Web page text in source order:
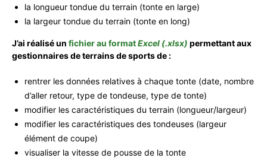
la longueur tondue du terrain (tonte en large)
la largeur tondue du terrain (tonte en long)
J’ai réalisé un fichier au formatExcel (.xlsx) permettant aux
gestionnaires de terrains de sports de :
rentrer les données relatives à chaque tonte (date, nombre
d’aller retour, type de tondeuse, type de tonte)
modifier les caractéristiques du terrain (longueur/largeur)
modifier les caractéristiques des tondeuses (largeur
élément de coupe)
visualiser la vitesse de pousse de la tonte